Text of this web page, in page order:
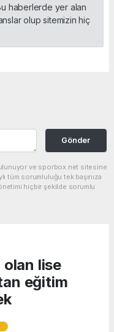
haberlerde yer alan
olup sitemizin hiç
Gönder
ve sporbox.net sitesine
tüm sorumluluğu tek başınıza
hiçbir şekilde sorumlu
olan lise
eğitim